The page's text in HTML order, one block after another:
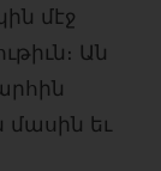
մէջ
Ան
մասին եւ